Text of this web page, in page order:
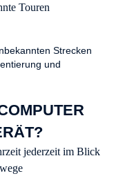
Touren
Strecken
und
jederzeit im Blick